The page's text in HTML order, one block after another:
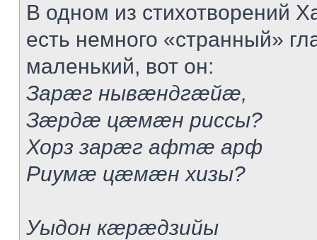
В одном из стихотворений
есть немного «странный»
маленький, вот он:
Зарæг нывæндгæйæ,
Зæрдæ цæмæн риссы?
Хорз зарæг афтæ арф
Риумæ цæмæн хизы?
Уыдон кæрæдзийы